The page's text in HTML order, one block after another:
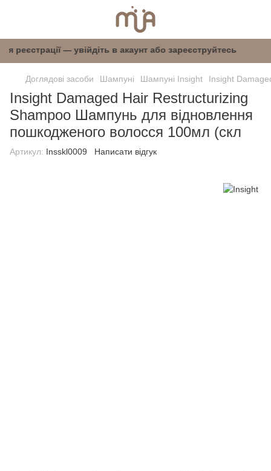
реєстрації — увійдіть в акаунт або
Доглядові засоби Шампуні Шампуні Insight Insight
Insight Damaged Hair Restructurizing
Shampoo Шампунь для відновлення
пошкодженого волосся 100мл (скл
Артикул: Insskl0009 Написати відгук